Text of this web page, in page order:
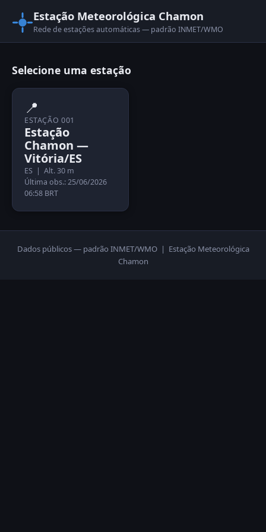
Estação Meteorológica Chamon
Rede de estações automáticas — padrão INMET/WMO
Selecione uma estação
📍
ESTAÇÃO 001
Estação
Chamon —
Vitória/ES
ES | Alt. 30 m
Última obs.: 25/06/2026
06:58 BRT
Dados públicos — padrão INMET/WMO | Estação Meteorológica
Chamon